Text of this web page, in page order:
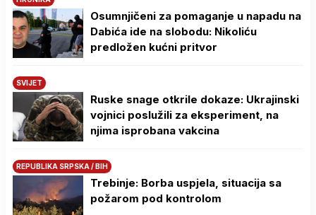
Osumnjičeni za pomaganje u napadu na
Dabića ide na slobodu: Nikoliću
predložen kućni pritvor
SVIJET
Ruske snage otkrile dokaze: Ukrajinski
vojnici poslužili za eksperiment, na
njima isprobana vakcina
REPUBLIKA SRPSKA / BIH
Trebinje: Borba uspjela, situacija sa
požarom pod kontrolom